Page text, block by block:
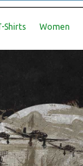
Shirts Women